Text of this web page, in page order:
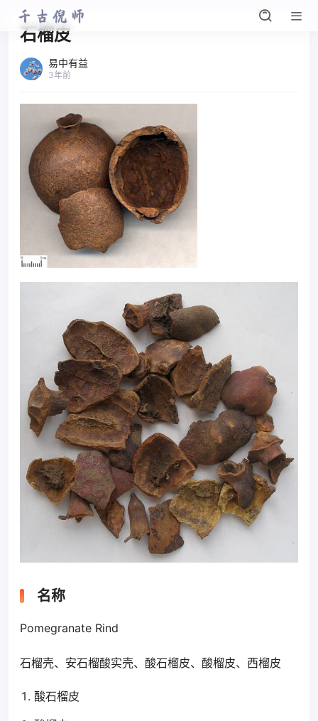
石榴皮
易中有益
3年前
名称
Pomegranate Rind
石榴壳、安石榴酸实壳、酸石榴皮、酸榴皮、西榴皮
酸石榴皮